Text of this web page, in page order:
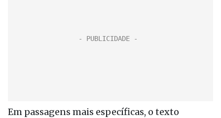
Em passagens mais específicas, o texto